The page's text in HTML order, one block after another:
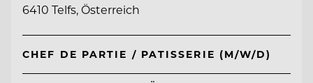
6410 Telfs, Österreich
CHEF DE PARTIE / PATISSERIE (M/W/D)